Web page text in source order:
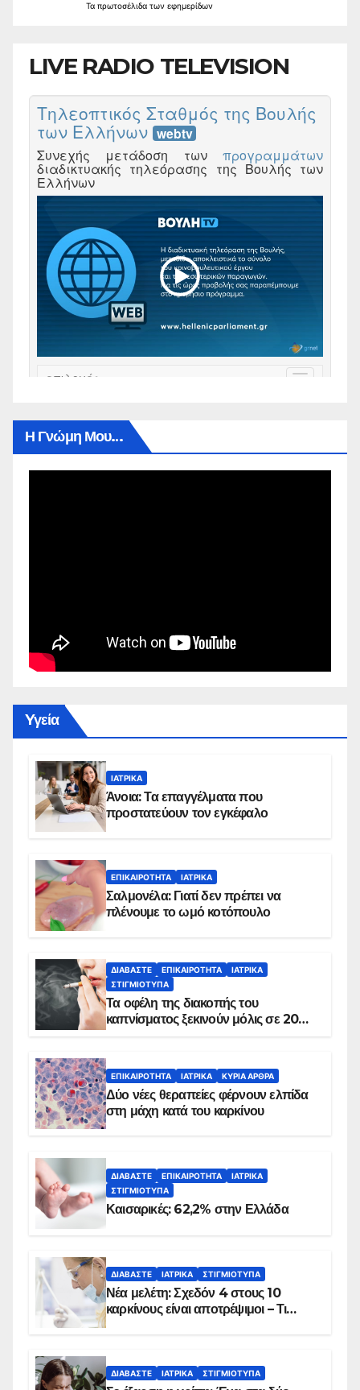
Τα πρωτοσέλιδα των εφημερίδων
LIVE RADIO TELEVISION
Η Γνώμη Μου…
Yγεία
ΙΑΤΡΙΚΆ
Άνοια: Τα επαγγέλματα που
προστατεύουν τον εγκέφαλο
ΕΠΙΚΑΙΡΌΤΗΤΑ ΙΑΤΡΙΚΆ
Σαλμονέλα: Γιατί δεν πρέπει να
πλένουμε το ωμό κοτόπουλο
ΔΙΑΒΆΣΤΕ ΕΠΙΚΑΙΡΌΤΗΤΑ
ΙΑΤΡΙΚΆ
ΣΤΙΓΜΙΌΤΥΠΑ
Τα οφέλη της διακοπής του
καπνίσματος ξεκινούν μόλις σε 20
ΕΠΙΚΑΙΡΌΤΗΤΑ ΙΑΤΡΙΚΆ ΚΥΡΙΑ ΑΡΘΡΑ
Δύο νέες θεραπείες φέρνουν ελπίδα
στη μάχη κατά του καρκίνου
ΔΙΑΒΆΣΤΕ ΕΠΙΚΑΙΡΌΤΗΤΑ
ΙΑΤΡΙΚΆ
ΣΤΙΓΜΙΌΤΥΠΑ
Καισαρικές: 62,2% στην Ελλάδα
ΔΙΑΒΆΣΤΕ ΙΑΤΡΙΚΆ ΣΤΙΓΜΙΌΤΥΠΑ
Νέα μελέτη: Σχεδόν 4 στους 10
καρκίνους είναι αποτρέψιμοι – Τι
ΔΙΑΒΆΣΤΕ ΙΑΤΡΙΚΆ ΣΤΙΓΜΙΌΤΥΠΑ